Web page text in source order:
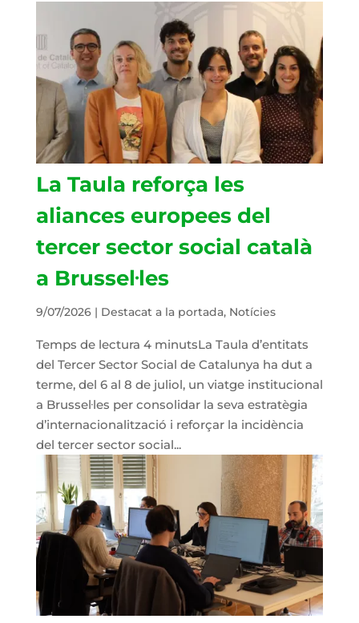
La Taula reforça les
aliances europees del
tercer sector social català
a Brussel·les
9/07/2026| Destacat a la portada, Notícies
Temps de lectura 4 minutsLa Taula d’entitats
del Tercer Sector Social de Catalunya ha dut a
terme, del 6 al 8 de juliol, un viatge institucional
a Brussel·les per consolidar la seva estratègia
d’internacionalització i reforçar la incidència
del tercer sector social...